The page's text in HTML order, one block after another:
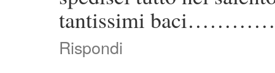
tantissimi
Rispondi